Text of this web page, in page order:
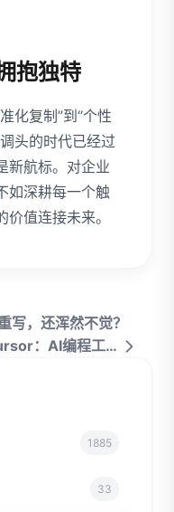
抱独特
化复制”到“个性
头的时代已经过
新航标。对企业
如深耕每一个触
值连接未来。
写，还浑然不觉？
下一篇：从Claude Code到Cursor：AI编程工具进化史
1885
33